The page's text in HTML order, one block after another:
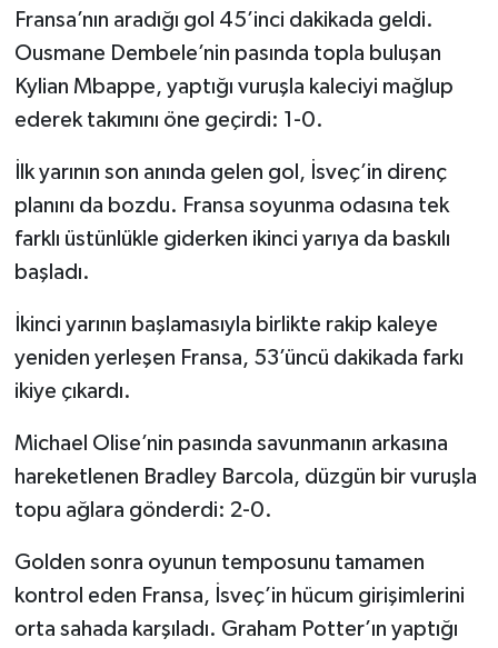
Fransa’nın aradığı gol 45’inci dakikada geldi.
Ousmane Dembele’nin pasında topla buluşan
Kylian Mbappe, yaptığı vuruşla kaleciyi mağlup
ederek takımını öne geçirdi: 1-0.
İlk yarının son anında gelen gol, İsveç’in direnç
planını da bozdu. Fransa soyunma odasına tek
farklı üstünlükle giderken ikinci yarıya da baskılı
başladı.
İkinci yarının başlamasıyla birlikte rakip kaleye
yeniden yerleşen Fransa, 53’üncü dakikada farkı
ikiye çıkardı.
Michael Olise’nin pasında savunmanın arkasına
hareketlenen Bradley Barcola, düzgün bir vuruşla
topu ağlara gönderdi: 2-0.
Golden sonra oyunun temposunu tamamen
kontrol eden Fransa, İsveç’in hücum girişimlerini
orta sahada karşıladı. Graham Potter’ın yaptığı